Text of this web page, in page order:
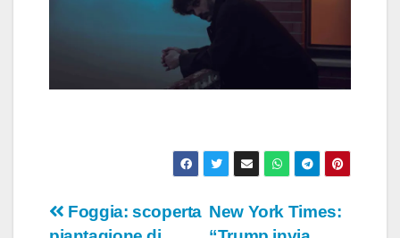
NavigazioneNew York Times:
Foggia: scoperta